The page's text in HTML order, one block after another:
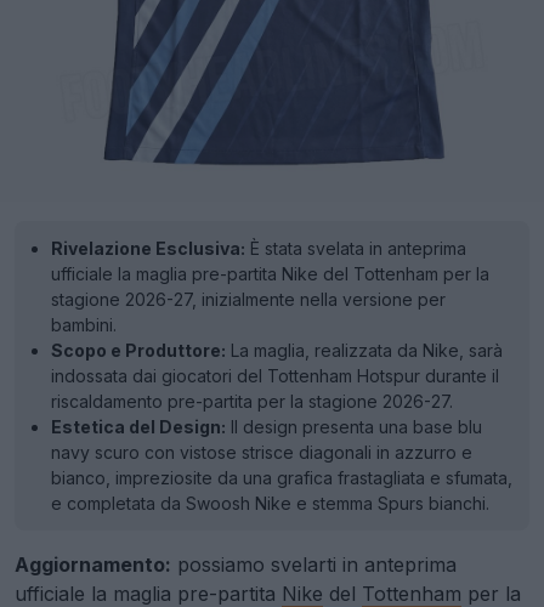
Rivelazione Esclusiva: È stata svelata in anteprima
ufficiale la maglia pre-partita Nike del Tottenham per la
stagione 2026-27, inizialmente nella versione per
bambini.
Scopo e Produttore: La maglia, realizzata da Nike, sarà
indossata dai giocatori del Tottenham Hotspur durante il
riscaldamento pre-partita per la stagione 2026-27.
Estetica del Design: Il design presenta una base blu
navy scuro con vistose strisce diagonali in azzurro e
bianco, impreziosite da una grafica frastagliata e sfumata,
e completata da Swoosh Nike e stemma Spurs bianchi.
Aggiornamento: possiamo svelarti in anteprima
ufficiale la maglia pre-partita Nike del Tottenham per la